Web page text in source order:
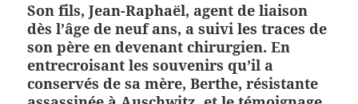
Son fils, Jean-Raphaël, agent de liaison
dès l’âge de neuf ans, a suivi les traces de
son père en devenant chirurgien. En
entrecroisant les souvenirs qu’il a
conservés de sa mère, Berthe, résistante